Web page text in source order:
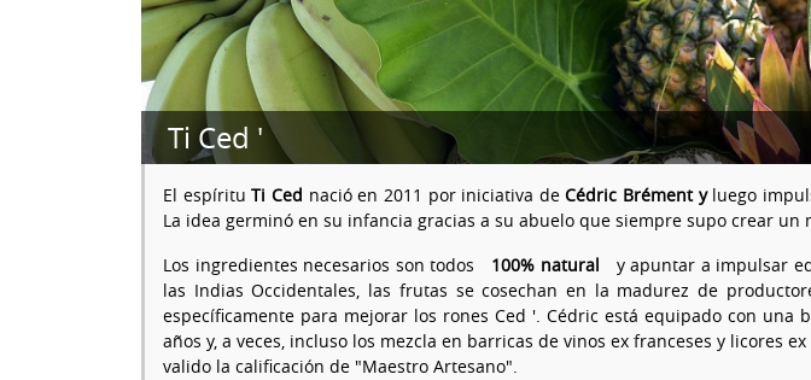
Ti Ced '
El espírituTi Ced nació en 2011 por iniciativa deCédric Brément yluego
La idea germinó en su infancia gracias a su abuelo que siempre supo crear un
Los ingredientes necesarios son todos
100% natural y apuntar a impulsar
las Indias Occidentales, las frutas se cosechan en la madurez de
específicamente para mejorar los rones Ced '. Cédric está equipado con
años y, a veces, incluso los mezcla en barricas de vinos ex franceses y licores
valido la calificación de "Maestro Artesano".